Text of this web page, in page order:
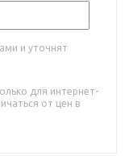
и уточнят
для интернет-
от цен в